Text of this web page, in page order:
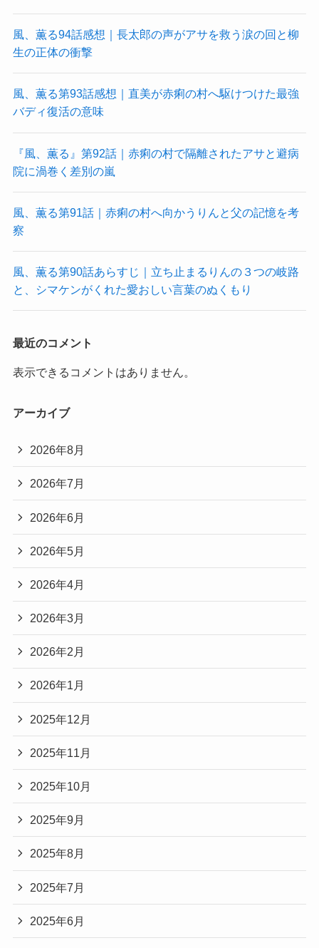
風、薫る94話感想｜長太郎の声がアサを救う涙の回と柳
生の正体の衝撃
風、薫る第93話感想｜直美が赤痢の村へ駆けつけた最強
バディ復活の意味
『風、薫る』第92話｜赤痢の村で隔離されたアサと避病
院に渦巻く差別の嵐
風、薫る第91話｜赤痢の村へ向かうりんと父の記憶を考
察
風、薫る第90話あらすじ｜立ち止まるりんの３つの岐路
と、シマケンがくれた愛おしい言葉のぬくもり
最近のコメント
表示できるコメントはありません。
アーカイブ
2026年8月
2026年7月
2026年6月
2026年5月
2026年4月
2026年3月
2026年2月
2026年1月
2025年12月
2025年11月
2025年10月
2025年9月
2025年8月
2025年7月
2025年6月